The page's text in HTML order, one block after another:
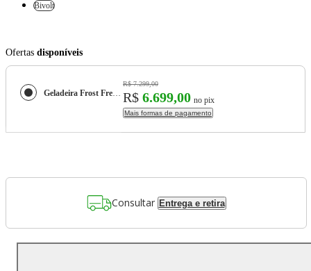
Bivolt
Ofertas disponíveis
Geladeira Frost Free Multidoor 672L Inverter cor Inox Midea
R$ 7.299,00
R$ 6.699,00 no pix
Mais formas de pagamento
Consultar Entrega e retira